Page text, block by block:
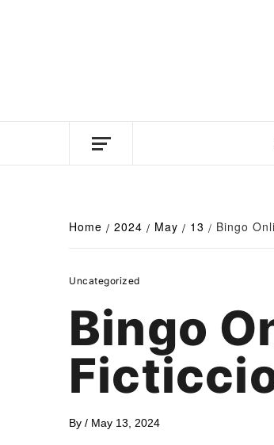
Home 2024 May 13 Bingo
Uncategorized
Bingo
By / May 13, 2024